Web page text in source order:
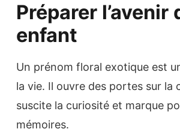
Préparer l’avenir
enfant
Un prénom floral exotique est
la vie. Il ouvre des portes sur la
suscite la curiosité et marque
mémoires.